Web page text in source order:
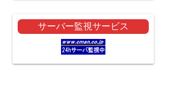
サーバー監視サービス